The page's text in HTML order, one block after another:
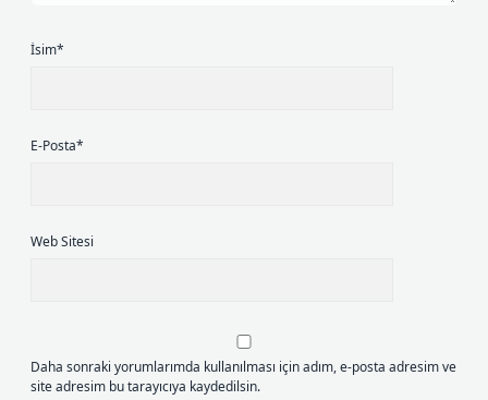
İsim*
E-Posta*
Web Sitesi
Daha sonraki yorumlarımda kullanılması için adım, e-posta adresim ve
site adresim bu tarayıcıya kaydedilsin.